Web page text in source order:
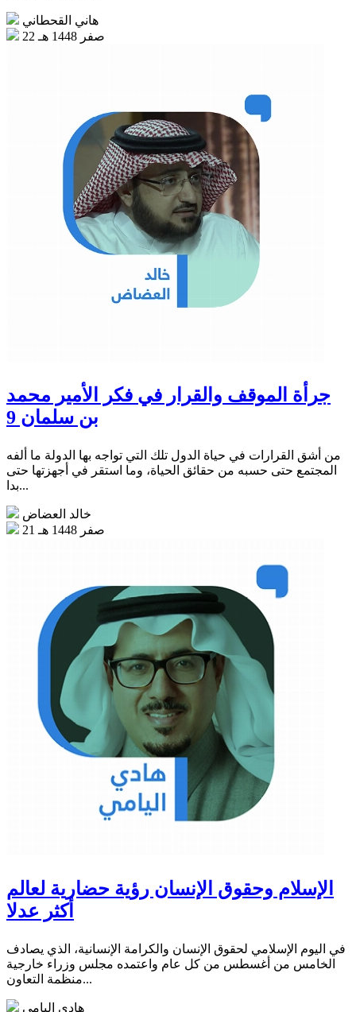
هاني القحطاني
22 صفر 1448 هـ
جرأة الموقف والقرار في فكر الأمير محمد
بن سلمان 9
من أشق القرارات في حياة الدول تلك التي تواجه بها الدولة ما ألفه
المجتمع حتى حسبه من حقائق الحياة، وما استقر في أجهزتها حتى
بدا...
خالد العضاض
21 صفر 1448 هـ
الإسلام وحقوق الإنسان رؤية حضارية لعالم
أكثر عدلا
في اليوم الإسلامي لحقوق الإنسان والكرامة الإنسانية، الذي يصادف
الخامس من أغسطس من كل عام واعتمده مجلس وزراء خارجية
منظمة التعاون...
هادي اليامي